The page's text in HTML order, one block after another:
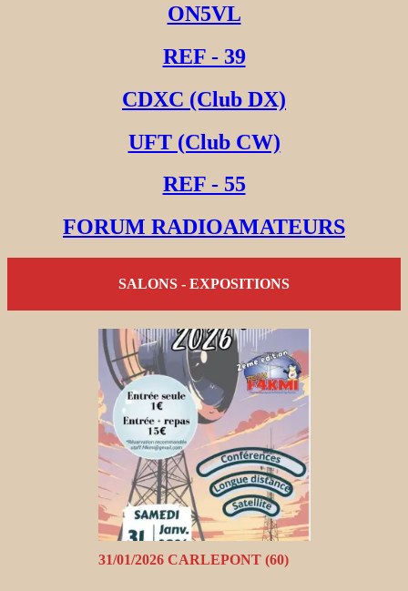
ON5VL
REF - 39
CDXC (Club DX)
UFT (Club CW)
REF - 55
FORUM RADIOAMATEURS
SALONS - EXPOSITIONS
31/01/2026 CARLEPONT (60)